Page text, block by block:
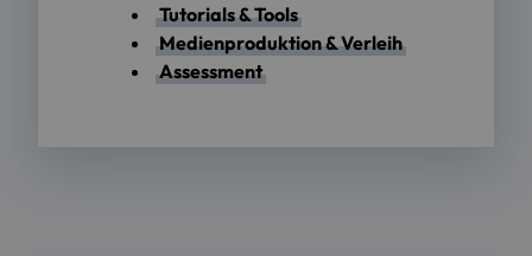
Tutorials & Tools
Medienproduktion & Verleih
Assessment